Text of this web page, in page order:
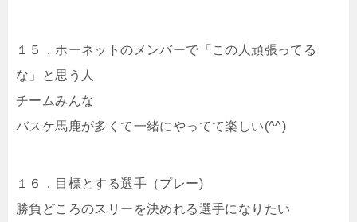
１５．ホーネットのメンバーで「この人頑張ってる
な」と思う人
チームみんな
バスケ馬鹿が多くて一緒にやってて楽しい(^^)
１６．目標とする選手（プレー)
勝負どころのスリーを決めれる選手になりたい